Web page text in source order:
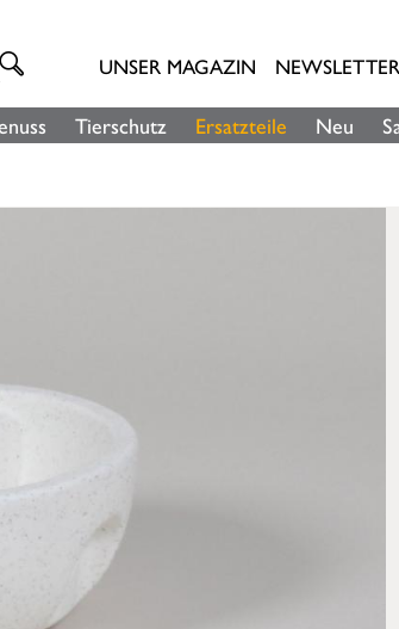
UNSER MAGAZIN NEWSLETTER
Tierschutz Ersatzteile Neu